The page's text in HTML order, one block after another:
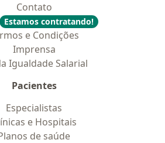
Contato
Estamos contratando!
e Condições
Imprensa
Igualdade Salarial
Pacientes
Especialistas
e Hospitais
de saúde